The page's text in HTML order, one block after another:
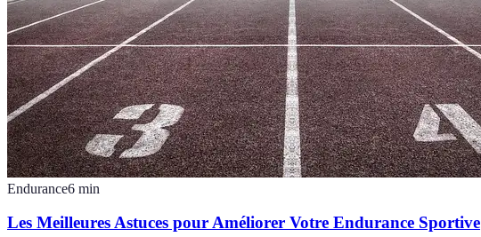
Endurance6 min
Les Meilleures Astuces pour Améliorer Votre Endurance Sportive